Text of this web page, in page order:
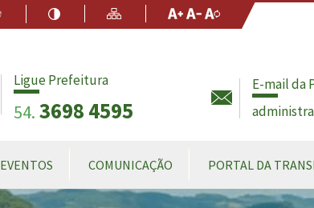
Ir para o Conteúdo
AcessibilidadeAlto ContrasteMapa do Site Aumentar
Diminuir
Fonte Original
Ligue Prefeitura
54. 3698 4595
E-mail da
EVENTOS COMUNICAÇÃO PORTAL DA